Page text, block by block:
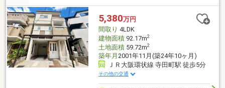
細・ご相談はお気軽にお問い合わせください。
5,380万円
間取り 4LDK
建物面積92.17m2
土地面積59.72m2
築年月 2001年11月(築24年10ヶ月)
ＪＲ大阪環状線 寺田町駅 徒歩5分
その他の交通